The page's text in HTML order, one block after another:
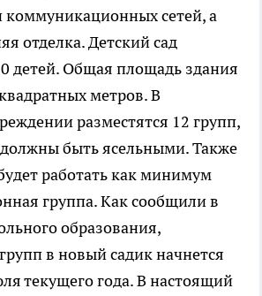
коммуникационных сетей, а
отделка. Детский сад
детей. Общая площадь здания
метров. В
разместятся 12 групп,
быть ясельными. Также
работать как минимум
группа. Как сообщили в
образования,
в новый садик начнется
текущего года. В настоящий